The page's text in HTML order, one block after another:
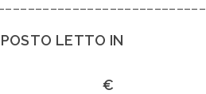
LETTO IN
€